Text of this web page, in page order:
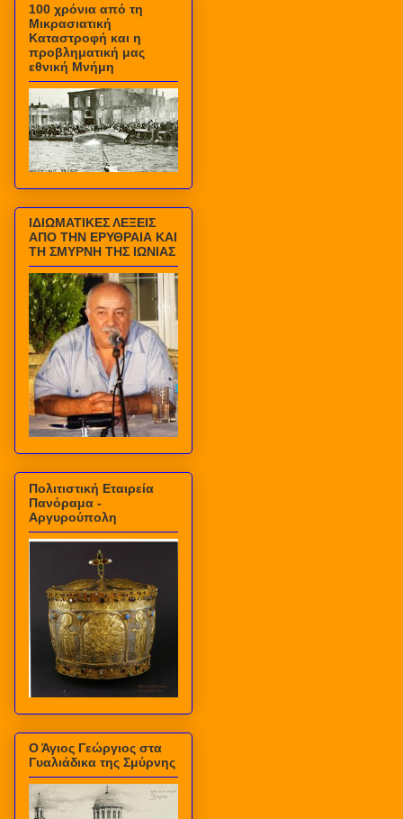
100 χρόνια από τη
Μικρασιατική
Καταστροφή και η
προβληματική μας
εθνική Μνήμη
ΙΔΙΩΜΑΤΙΚΕΣ ΛΕΞΕΙΣ
ΑΠΟ ΤΗΝ ΕΡΥΘΡΑΙΑ ΚΑΙ
ΤΗ ΣΜΥΡΝΗ ΤΗΣ ΙΩΝΙΑΣ
Πολιτιστική Εταιρεία
Πανόραμα -
Αργυρούπολη
Ο Άγιος Γεώργιος στα
Γυαλιάδικα της Σμύρνης